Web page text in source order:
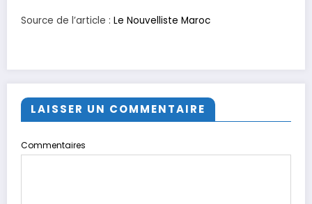
Source de l’article : Le Nouvelliste Maroc
LAISSER UN COMMENTAIRE
Commentaires